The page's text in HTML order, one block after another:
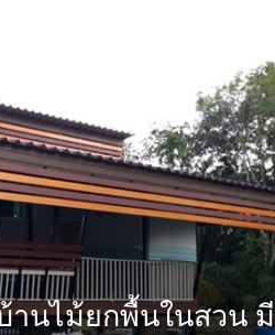
านไม้ยกพื้นในสวน มี